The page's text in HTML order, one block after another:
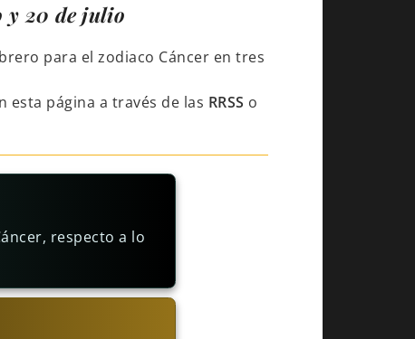
y 20 de julio
para el zodiaco Cáncer en tres
página a través de las RRSS o
respecto a lo